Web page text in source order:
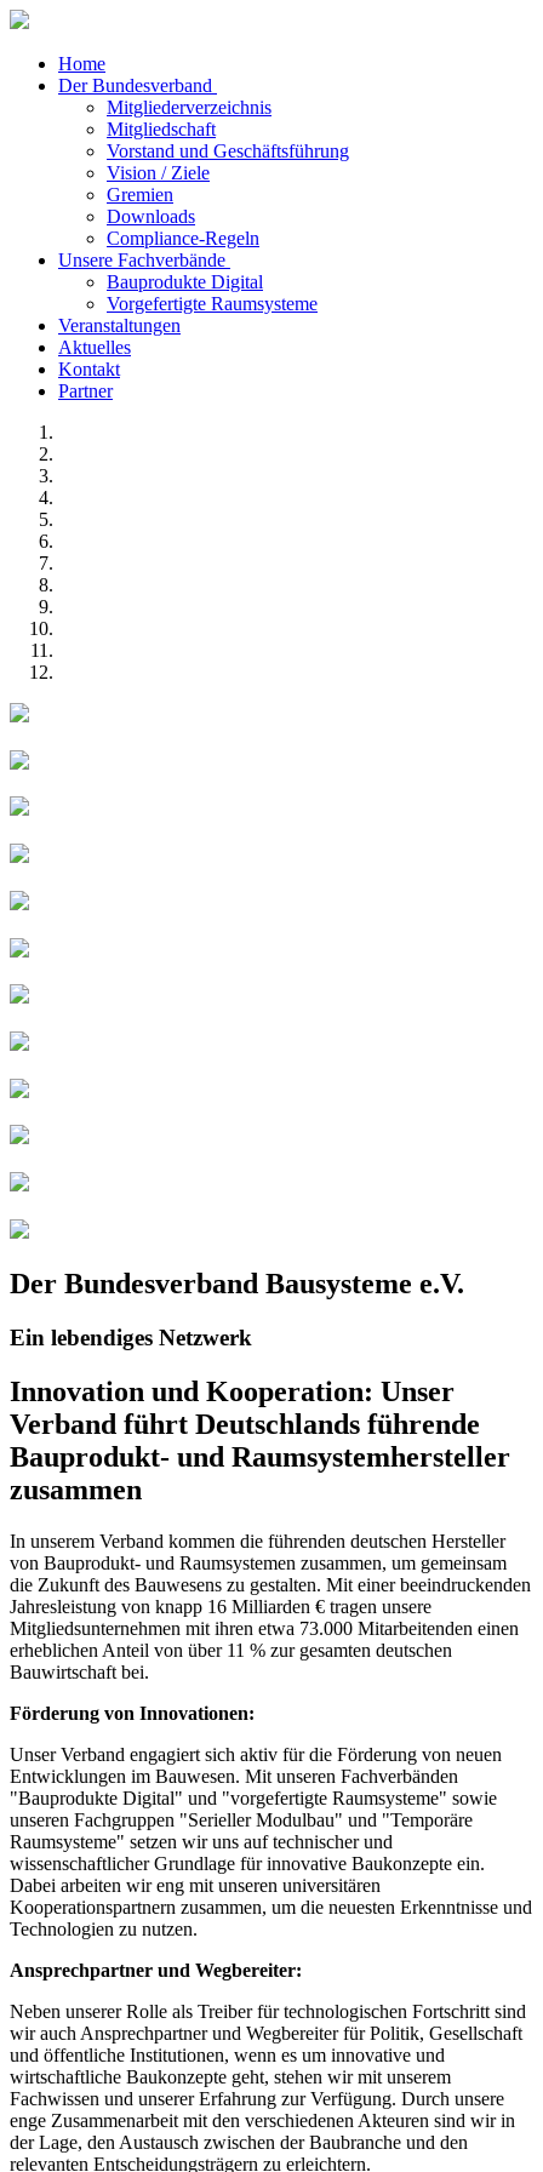
Home
Der Bundesverband
Mitgliederverzeichnis
Mitgliedschaft
Vorstand und Geschäftsführung
Vision / Ziele
Gremien
Downloads
Compliance-Regeln
Unsere Fachverbände
Bauprodukte Digital
Vorgefertigte Raumsysteme
Veranstaltungen
Aktuelles
Kontakt
Partner
Der Bundesverband Bausysteme e.V.
Ein lebendiges Netzwerk
Innovation und Kooperation: Unser
Verband führt Deutschlands führende
Bauprodukt- und Raumsystemhersteller
zusammen
In unserem Verband kommen die führenden deutschen Hersteller
von Bauprodukt- und Raumsystemen zusammen, um gemeinsam
die Zukunft des Bauwesens zu gestalten. Mit einer beeindruckenden
Jahresleistung von knapp 16 Milliarden € tragen unsere
Mitgliedsunternehmen mit ihren etwa 73.000 Mitarbeitenden einen
erheblichen Anteil von über 11 % zur gesamten deutschen
Bauwirtschaft bei.
Förderung von Innovationen:
Unser Verband engagiert sich aktiv für die Förderung von neuen
Entwicklungen im Bauwesen. Mit unseren Fachverbänden
"Bauprodukte Digital" und "vorgefertigte Raumsysteme" sowie
unseren Fachgruppen "Serieller Modulbau" und "Temporäre
Raumsysteme" setzen wir uns auf technischer und
wissenschaftlicher Grundlage für innovative Baukonzepte ein.
Dabei arbeiten wir eng mit unseren universitären
Kooperationspartnern zusammen, um die neuesten Erkenntnisse und
Technologien zu nutzen.
Ansprechpartner und Wegbereiter:
Neben unserer Rolle als Treiber für technologischen Fortschritt sind
wir auch Ansprechpartner und Wegbereiter für Politik, Gesellschaft
und öffentliche Institutionen, wenn es um innovative und
wirtschaftliche Baukonzepte geht, stehen wir mit unserem
Fachwissen und unserer Erfahrung zur Verfügung. Durch unsere
enge Zusammenarbeit mit den verschiedenen Akteuren sind wir in
der Lage, den Austausch zwischen der Baubranche und den
relevanten Entscheidungsträgern zu erleichtern.